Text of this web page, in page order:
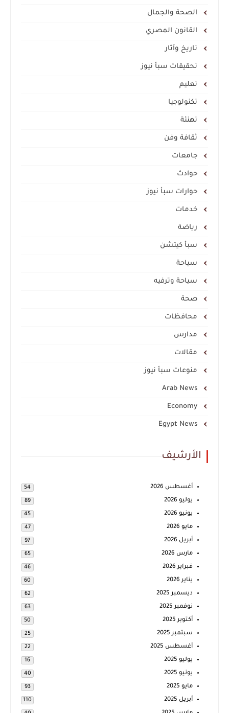
الصحة والجمال
القانون المصري
تاريخ وآثار
تحقيقات سبأ نيوز
تعليم
تكنولوجيا
تهنئة
ثقافة وفن
جامعات
حوادث
حوارات سبأ نيوز
خدمات
رياضة
سبأ كيتشن
سياحة
سياحة وترفيه
صحة
محافظات
مدارس
مقالات
منوعات سبأ نيوز
Arab News
Economy
Egypt News
الأرشيف
أغسطس 2026 54
يوليو 2026 89
يونيو 2026 45
مايو 2026 47
أبريل 2026 97
مارس 2026 65
فبراير 2026 46
يناير 2026 60
ديسمبر 2025 62
نوفمبر 2025 63
أكتوبر 2025 50
سبتمبر 2025 25
أغسطس 2025 22
يوليو 2025 16
يونيو 2025 40
مايو 2025 93
أبريل 2025 110